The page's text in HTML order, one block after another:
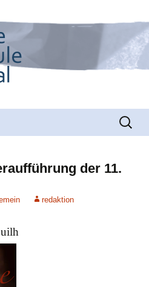
1986
nach:
der 11.
redaktion